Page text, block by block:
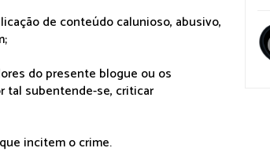
de conteúdo calunioso, abusivo,
do presente blogue ou os
tal subentende-se, criticar
incitem o crime.